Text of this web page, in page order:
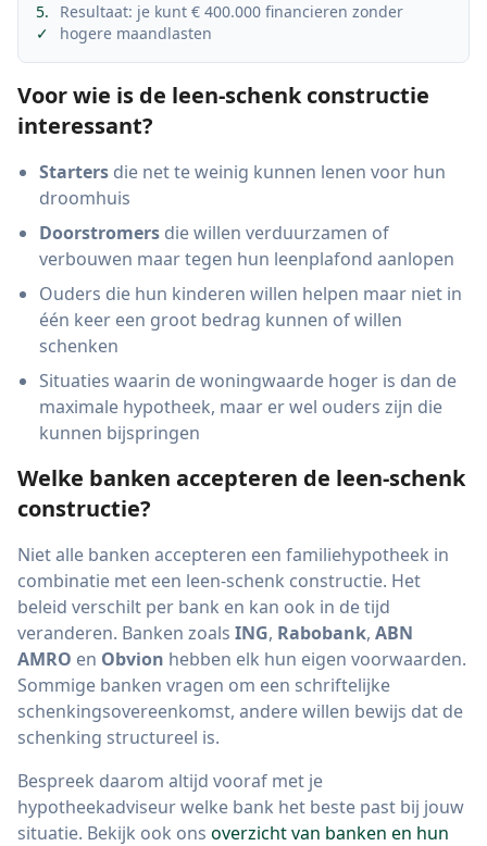
5.
✓
Resultaat: je kunt € 400.000 financieren zonder
hogere maandlasten
Voor wie is de leen-schenk constructie
interessant?
Starters die net te weinig kunnen lenen voor hun
droomhuis
Doorstromers die willen verduurzamen of
verbouwen maar tegen hun leenplafond aanlopen
Ouders die hun kinderen willen helpen maar niet in
één keer een groot bedrag kunnen of willen
schenken
Situaties waarin de woningwaarde hoger is dan de
maximale hypotheek, maar er wel ouders zijn die
kunnen bijspringen
Welke banken accepteren de leen-schenk
constructie?
Niet alle banken accepteren een familiehypotheek in
combinatie met een leen-schenk constructie. Het
beleid verschilt per bank en kan ook in de tijd
veranderen. Banken zoals ING, Rabobank, ABN
AMRO en Obvion hebben elk hun eigen voorwaarden.
Sommige banken vragen om een schriftelijke
schenkingsovereenkomst, andere willen bewijs dat de
schenking structureel is.
Bespreek daarom altijd vooraf met je
hypotheekadviseur welke bank het beste past bij jouw
situatie. Bekijk ook ons overzicht van banken en hun